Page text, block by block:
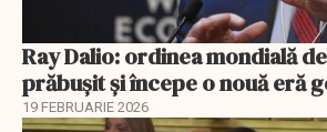
Ray Dalio: ordinea mondială
prăbușit și începe o nouă eră
19 FEBRUARIE 2026